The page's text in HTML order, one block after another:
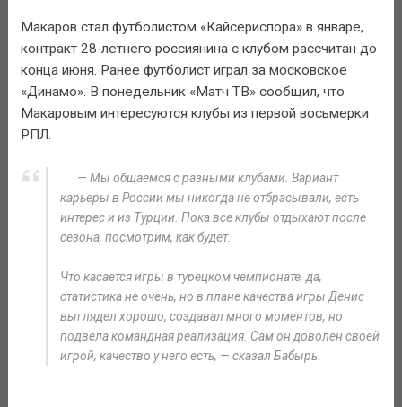
Макаров стал футболистом «Кайсериспора» в январе,
контракт 28‑летнего россиянина с клубом рассчитан до
конца июня. Ранее футболист играл за московское
«Динамо». В понедельник «Матч ТВ» сообщил, что
Макаровым интересуются клубы из первой восьмерки
РПЛ.
— Мы общаемся с разными клубами. Вариант
карьеры в России мы никогда не отбрасывали, есть
интерес и из Турции. Пока все клубы отдыхают после
сезона, посмотрим, как будет.
Что касается игры в турецком чемпионате, да,
статистика не очень, но в плане качества игры Денис
выглядел хорошо, создавал много моментов, но
подвела командная реализация. Сам он доволен своей
игрой, качество у него есть, — сказал Бабырь.